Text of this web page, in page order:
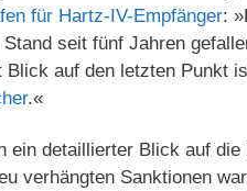
für Hartz-IV-Empfänger:
seit fünf Jahren
auf den letzten Punkt
.«
ein detaillierter Blick auf
verhängten Sanktionen